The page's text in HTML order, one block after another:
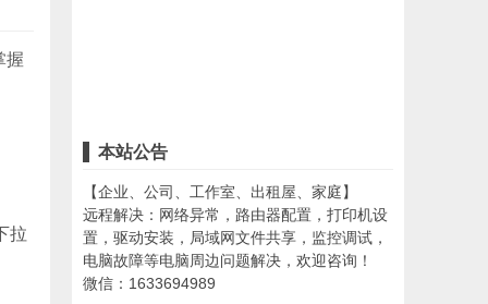
握
拉
本站公告
【企业、公司、工作室、出租屋、家庭】
远程解决：网络异常，路由器配置，打印机设
置，驱动安装，局域网文件共享，监控调试，
电脑故障等电脑周边问题解决，欢迎咨询！
微信：1633694989